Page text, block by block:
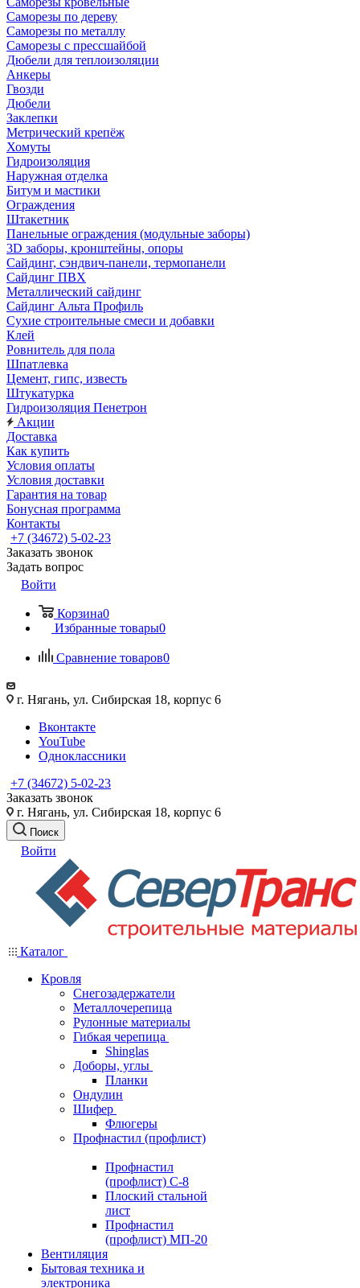
Саморезы по дереву
Саморезы по металлу
Саморезы с прессшайбой
Дюбели для теплоизоляции
Анкеры
Гвозди
Дюбели
Заклепки
Метрический крепёж
Хомуты
Гидроизоляция
Наружная отделка
Битум и мастики
Ограждения
Штакетник
Панельные ограждения (модульные заборы)
3D заборы, кронштейны, опоры
Cайдинг, сэндвич-панели, термопанели
Сайдинг ПВХ
Металлический сайдинг
Сайдинг Альта Профиль
Сухие строительные смеси и добавки
Клей
Ровнитель для пола
Шпатлевка
Цемент, гипс, известь
Штукатурка
Гидроизоляция Пенетрон
Акции
Доставка
Как купить
Условия оплаты
Условия доставки
Гарантия на товар
Бонусная программа
Контакты
+7 (34672) 5-02-23
Заказать звонок
Задать вопрос
Войти
Корзина0
Избранные товары0
Сравнение товаров0
г. Нягань, ул. Сибирская 18, корпус 6
Вконтакте
YouTube
Одноклассники
+7 (34672) 5-02-23
Заказать звонок
г. Нягань, ул. Сибирская 18, корпус 6
Поиск
Войти
Каталог
Кровля
Снегозадержатели
Металлочерепица
Рулонные материалы
Гибкая черепица
Shinglas
Доборы, углы
Планки
Ондулин
Шифер
Флюгеры
Профнастил (профлист)
Профнастил
(профлист) С-8
Плоский стальной
лист
Профнастил
(профлист) МП-20
Вентиляция
Бытовая техника и
электроника